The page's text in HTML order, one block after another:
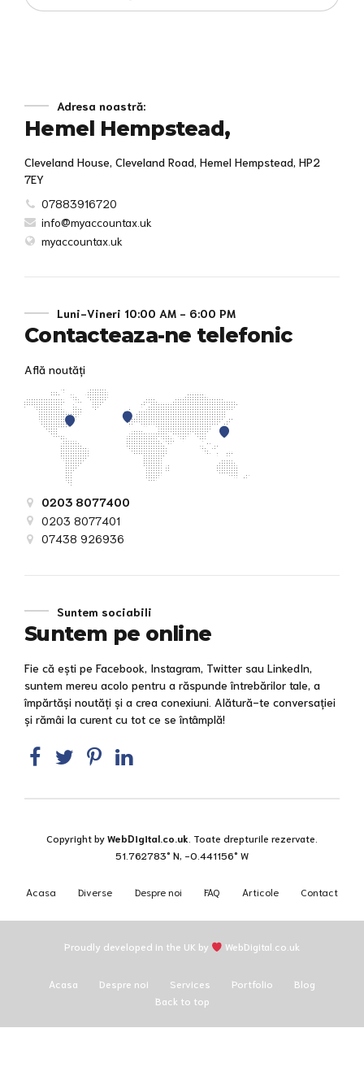
Adresa noastră:
Hemel Hempstead,
Cleveland House, Cleveland Road, Hemel Hempstead, HP2
7EY
07883916720
info@myaccountax.uk
myaccountax.uk
Luni-Vineri 10:00 AM - 6:00 PM
Contacteaza-ne telefonic
Află noutăți
0203 8077400
0203 8077401
07438 926936
Suntem sociabili
Suntem pe online
Fie că ești pe Facebook, Instagram, Twitter sau LinkedIn,
suntem mereu acolo pentru a răspunde întrebărilor tale, a
împărtăși noutăți și a crea conexiuni. Alătură-te conversației
și rămâi la curent cu tot ce se întâmplă!
Copyright byWebDigital.co.uk . Toate drepturile rezervate.
51.762783° N, -0.441156° W
Acasa Diverse Despre noi FAQ Articole Contact
Proudly developed in the UK by WebDigital.co.uk
Acasa Despre noi Services Portfolio
Blog
Back to top